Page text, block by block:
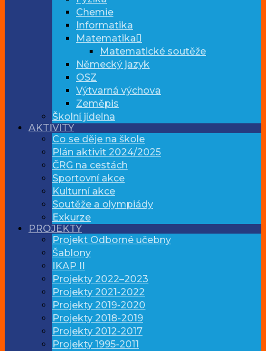
Chemie
Informatika
Matematika
Matematické soutěže
Německý jazyk
OSZ
Výtvarná výchova
Zeměpis
Školní jídelna
AKTIVITY
Co se děje na škole
Plán aktivit 2024/2025
ČRG na cestách
Sportovní akce
Kulturní akce
Soutěže a olympiády
Exkurze
PROJEKTY
Projekt Odborné učebny
Šablony
IKAP II
Projekty 2022–2023
Projekty 2021-2022
Projekty 2019-2020
Projekty 2018-2019
Projekty 2012-2017
Projekty 1995-2011